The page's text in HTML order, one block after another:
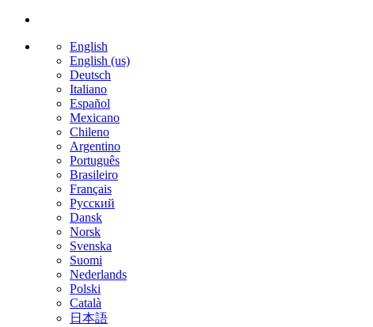
English
English (us)
Deutsch
Italiano
Español
Mexicano
Chileno
Argentino
Português
Brasileiro
Français
Русский
Dansk
Norsk
Svenska
Suomi
Nederlands
Polski
Català
日本語